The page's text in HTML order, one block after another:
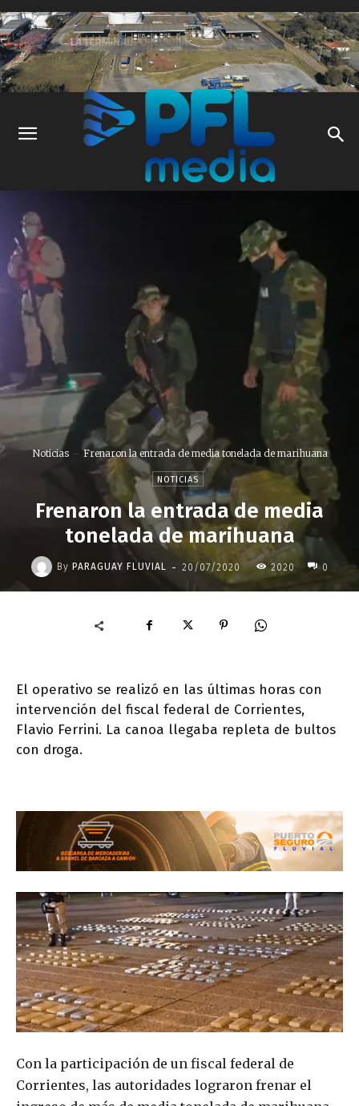
Noticias Frenaron la entrada de media tonelada de marihuana
NOTICIAS
Frenaron la entrada de media
tonelada de marihuana
By PARAGUAY FLUVIAL - 20/07/2020 2020 0
El operativo se realizó en las últimas horas con
intervención del fiscal federal de Corrientes,
Flavio Ferrini. La canoa llegaba repleta de bultos
con droga.
Con la participación de un fiscal federal de
Corrientes, las autoridades lograron frenar el